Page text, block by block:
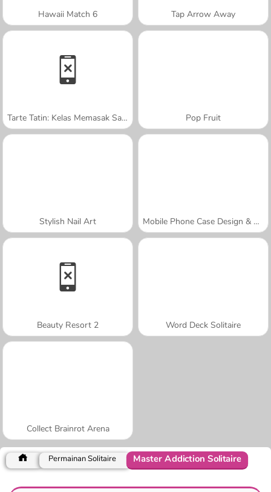
Hawaii Match 6 Tap Arrow Away
Tarte Tatin: Kelas Memasak Sara Pop Fruit
Stylish Nail Art Mobile Phone Case Design & DIY
Beauty Resort 2 Word Deck Solitaire
Collect Brainrot Arena
Permainan Solitaire Master Addiction Solitaire